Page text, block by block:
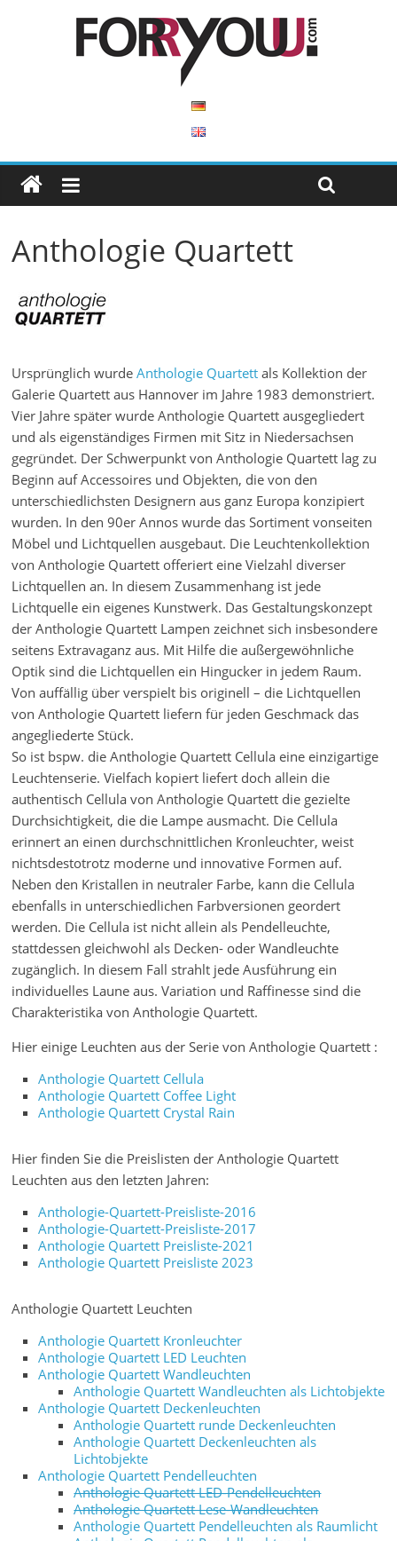
Anthologie Quartett
Ursprünglich wurdeAnthologie Quartett als Kollektion der
Galerie Quartett aus Hannover im Jahre 1983 demonstriert.
Vier Jahre später wurde Anthologie Quartett ausgegliedert
und als eigenständiges Firmen mit Sitz in Niedersachsen
gegründet. Der Schwerpunkt von Anthologie Quartett lag zu
Beginn auf Accessoires und Objekten, die von den
unterschiedlichsten Designern aus ganz Europa konzipiert
wurden. In den 90er Annos wurde das Sortiment vonseiten
Möbel und Lichtquellen ausgebaut. Die Leuchtenkollektion
von Anthologie Quartett offeriert eine Vielzahl diverser
Lichtquellen an. In diesem Zusammenhang ist jede
Lichtquelle ein eigenes Kunstwerk. Das Gestaltungskonzept
der Anthologie Quartett Lampen zeichnet sich insbesondere
seitens Extravaganz aus. Mit Hilfe die außergewöhnliche
Optik sind die Lichtquellen ein Hingucker in jedem Raum.
Von auffällig über verspielt bis originell – die Lichtquellen
von Anthologie Quartett liefern für jeden Geschmack das
angegliederte Stück.
So ist bspw. die Anthologie Quartett Cellula eine einzigartige
Leuchtenserie. Vielfach kopiert liefert doch allein die
authentisch Cellula von Anthologie Quartett die gezielte
Durchsichtigkeit, die die Lampe ausmacht. Die Cellula
erinnert an einen durchschnittlichen Kronleuchter, weist
nichtsdestotrotz moderne und innovative Formen auf.
Neben den Kristallen in neutraler Farbe, kann die Cellula
ebenfalls in unterschiedlichen Farbversionen geordert
werden. Die Cellula ist nicht allein als Pendelleuchte,
stattdessen gleichwohl als Decken- oder Wandleuchte
zugänglich. In diesem Fall strahlt jede Ausführung ein
individuelles Laune aus. Variation und Raffinesse sind die
Charakteristika von Anthologie Quartett.
Hier einige Leuchten aus der Serie von Anthologie Quartett :
Anthologie Quartett Cellula
Anthologie Quartett Coffee Light
Anthologie Quartett Crystal Rain
Hier finden Sie die Preislisten der Anthologie Quartett
Leuchten aus den letzten Jahren:
Anthologie-Quartett-Preisliste-2016
Anthologie-Quartett-Preisliste-2017
Anthologie Quartett Preisliste-2021
Anthologie Quartett Preisliste 2023
Anthologie Quartett Leuchten
Anthologie Quartett Kronleuchter
Anthologie Quartett LED Leuchten
Anthologie Quartett Wandleuchten
Anthologie Quartett Wandleuchten als Lichtobjekte
Anthologie Quartett Deckenleuchten
Anthologie Quartett runde Deckenleuchten
Anthologie Quartett Deckenleuchten als
Lichtobjekte
Anthologie Quartett Pendelleuchten
Anthologie Quartett LED-Pendelleuchten
Anthologie Quartett Lese-Wandleuchten
Anthologie Quartett Pendelleuchten als Raumlicht